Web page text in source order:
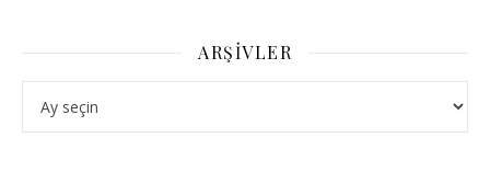
ARŞIVLER